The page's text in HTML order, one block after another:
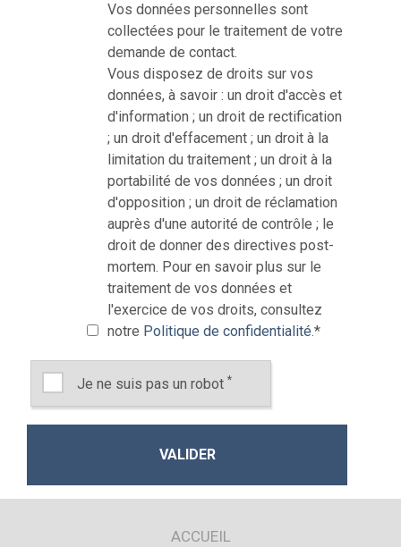
Vos données personnelles sont
collectées pour le traitement de votre
demande de contact.
Vous disposez de droits sur vos
données, à savoir : un droit d'accès et
d'information ; un droit de rectification
; un droit d'effacement ; un droit à la
limitation du traitement ; un droit à la
portabilité de vos données ; un droit
d'opposition ; un droit de réclamation
auprès d'une autorité de contrôle ; le
droit de donner des directives post-
mortem. Pour en savoir plus sur le
traitement de vos données et
l'exercice de vos droits, consultez
notre Politique de confidentialité.*
Je ne suis pas un robot *
ACCUEIL